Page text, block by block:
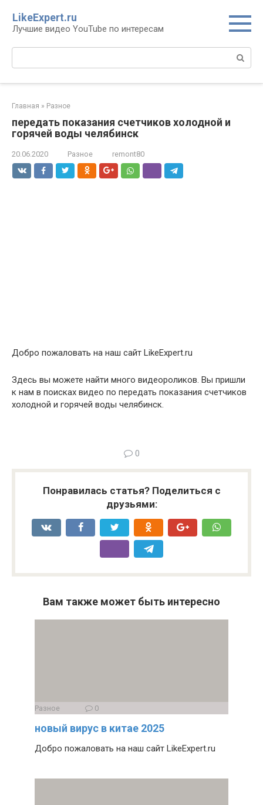
контенту
LikeExpert.ru
Лучшие видео YouTube по интересам
Главная » Разное
передать показания счетчиков холодной и
горячей воды челябинск
20.06.2020 Разное remont80
Добро пожаловать на наш сайт LikeExpert.ru
Здесь вы можете найти много видеороликов. Вы пришли
к нам в поисках видео по передать показания счетчиков
холодной и горячей воды челябинск.
0
Понравилась статья? Поделиться с
друзьями:
Вам также может быть интересно
Разное 0
новый вирус в китае 2025
Добро пожаловать на наш сайт LikeExpert.ru